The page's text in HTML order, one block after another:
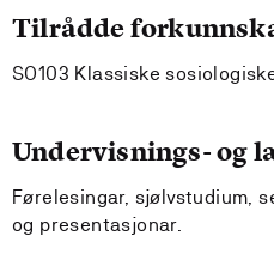
Tilrådde
SO103 Klassiske
Undervisnings- og
Førelesingar, sjølvstudium,
og presentasjonar.